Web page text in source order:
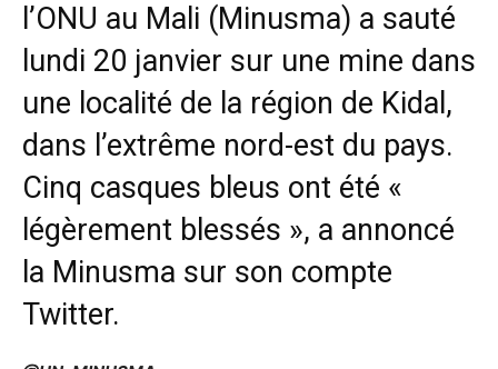
l’ONU au Mali (Minusma) a sauté
lundi 20 janvier sur une mine dans
une localité de la région de Kidal,
dans l’extrême nord-est du pays.
Cinq casques bleus ont été «
légèrement blessés », a annoncé
la Minusma sur son compte
Twitter.